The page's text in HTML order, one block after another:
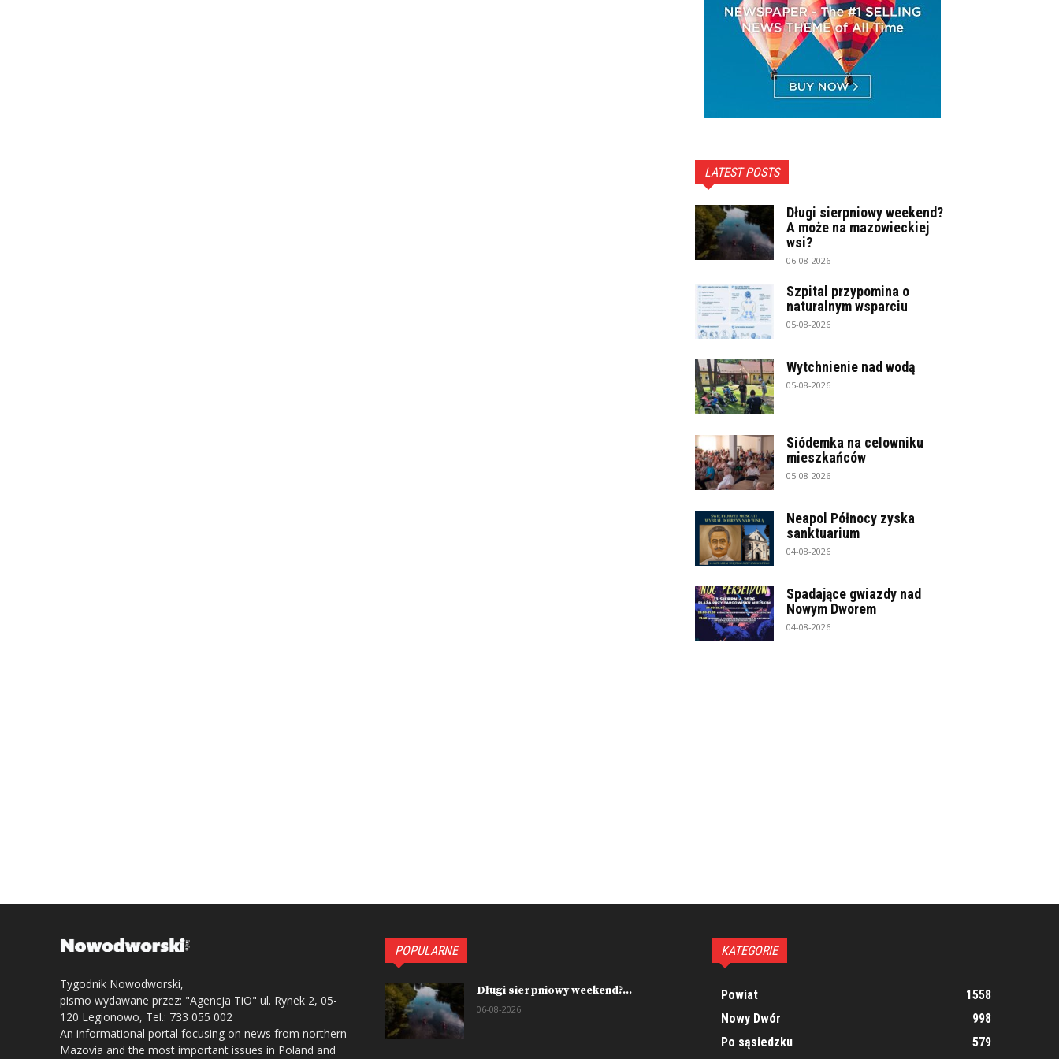
LATEST POSTS
Długi sierpniowy weekend?
A może na mazowieckiej
wsi?
06-08-2026
Szpital przypomina o
naturalnym wsparciu
05-08-2026
Wytchnienie nad wodą
05-08-2026
Siódemka na celowniku
mieszkańców
05-08-2026
Neapol Północy zyska
sanktuarium
04-08-2026
Spadające gwiazdy nad
Nowym Dworem
04-08-2026
Tygodnik Nowodworski,
pismo wydawane przez: "Agencja TiO" ul. Rynek 2, 05-
120 Legionowo, Tel.: 733 055 002
An informational portal focusing on news from northern
Mazovia and the most important issues in Poland and
POPULARNE
Długi sierpniowy weekend?...
06-08-2026
KATEGORIE
Powiat
1558
Nowy Dwór
998
Po sąsiedzku
579